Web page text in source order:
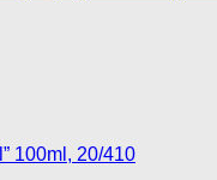
100ml, 20/410